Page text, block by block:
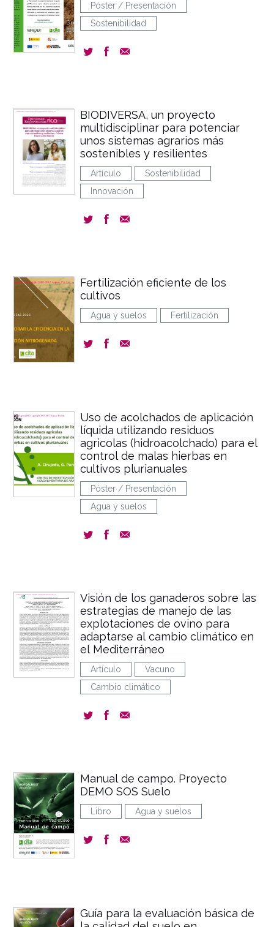
Póster / Presentación
Sostenibilidad
BIODIVERSA, un proyecto
multidisciplinar para potenciar
unos sistemas agrarios más
sostenibles y resilientes
Artículo
Sostenibilidad
Innovación
Fertilización eficiente de los
cultivos
Agua y suelos Fertilización
Uso de acolchados de aplicación
líquida utilizando residuos
agricolas (hidroacolchado) para el
control de malas hierbas en
cultivos plurianuales
Póster / Presentación
Agua y suelos
Visión de los ganaderos sobre las
estrategias de manejo de las
explotaciones de ovino para
adaptarse al cambio climático en
el Mediterráneo
Artículo
Vacuno
Cambio climático
Manual de campo. Proyecto
DEMO SOS Suelo
Libro Agua y suelos
Guía para la evaluación básica de